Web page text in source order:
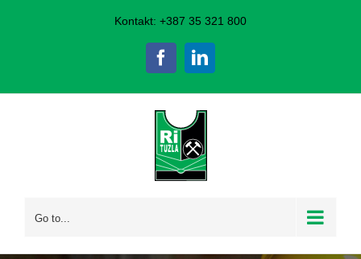
Kontakt: +387 35 321 800
FacebookLinkedIn
Go to...